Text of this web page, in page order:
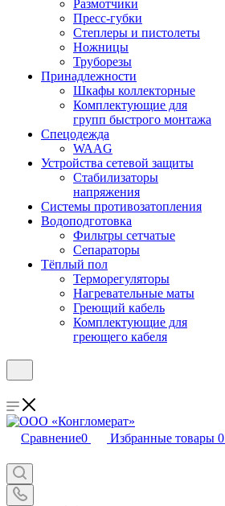
Размотчики
Пресс-губки
Степлеры и пистолеты
Ножницы
Труборезы
Принадлежности
Шкафы коллекторные
Комплектующие для
групп быстрого монтажа
Спецодежда
WAAG
Устройства сетевой защиты
Стабилизаторы
напряжения
Системы противозатопления
Водоподготовка
Фильтры сетчатые
Сепараторы
Тёплый пол
Терморегуляторы
Нагревательные маты
Греющий кабель
Комплектующие для
греющего кабеля
Сравнение0 Избранные товары 0